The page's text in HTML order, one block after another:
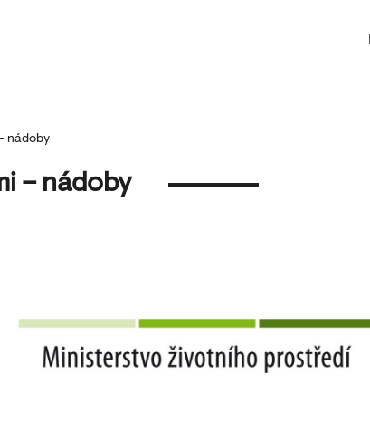
nádoby
– nádoby